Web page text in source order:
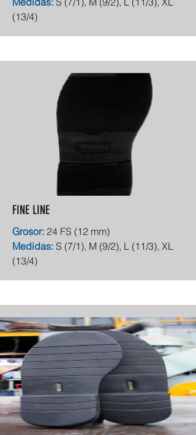
(13/4)
FINE LINE
Grosor: 24 FS (12 mm)
Medidas: S (7/1), M (9/2), L (11/3), XL
(13/4)